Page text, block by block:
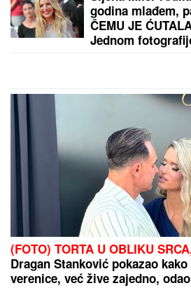
Policija upala u kuću SLAVNOM